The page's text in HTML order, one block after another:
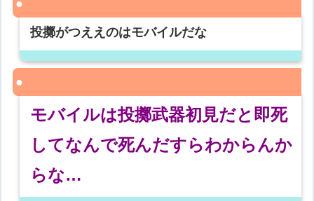
投擲がつええのはモバイルだな
モバイルは投擲武器初見だと即死
してなんで死んだすらわからんか
らな…